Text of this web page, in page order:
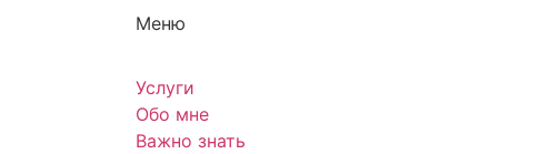
Меню
Услуги
Обо мне
Важно знать